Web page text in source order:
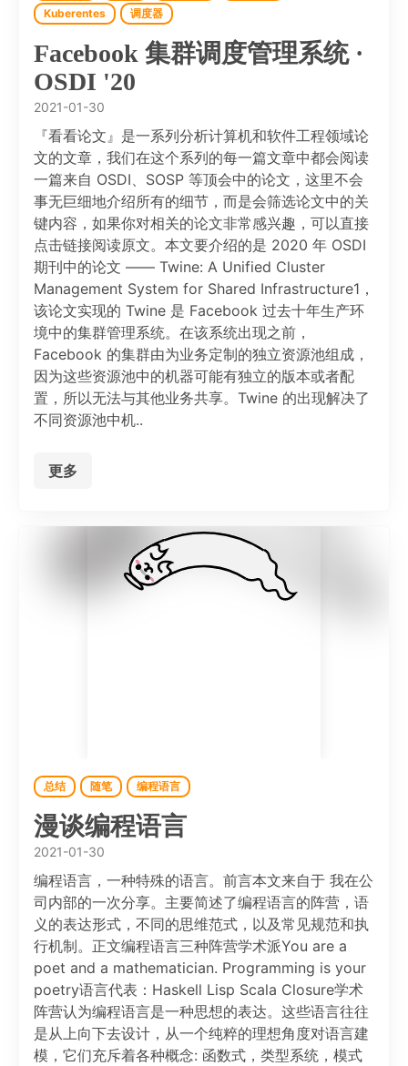
Kuberentes
调度器
Facebook 集群调度管理系统 ·
OSDI '20
2021-01-30
『看看论文』是一系列分析计算机和软件工程领域论
文的文章，我们在这个系列的每一篇文章中都会阅读
一篇来自 OSDI、SOSP 等顶会中的论文，这里不会
事无巨细地介绍所有的细节，而是会筛选论文中的关
键内容，如果你对相关的论文非常感兴趣，可以直接
点击链接阅读原文。本文要介绍的是 2020 年 OSDI
期刊中的论文 —— Twine: A Unified Cluster
Management System for Shared Infrastructure1，
该论文实现的 Twine 是 Facebook 过去十年生产环
境中的集群管理系统。在该系统出现之前，
Facebook 的集群由为业务定制的独立资源池组成，
因为这些资源池中的机器可能有独立的版本或者配
置，所以无法与其他业务共享。Twine 的出现解决了
不同资源池中机..
更多
总结 随笔 编程语言
漫谈编程语言
2021-01-30
编程语言，一种特殊的语言。前言本文来自于 我在公
司内部的一次分享。主要简述了编程语言的阵营，语
义的表达形式，不同的思维范式，以及常见规范和执
行机制。正文编程语言三种阵营学术派You are a
poet and a mathematician. Programming is your
poetry语言代表：Haskell Lisp Scala Closure学术
阵营认为编程语言是一种思想的表达。这些语言往往
是从上向下去设计，从一个纯粹的理想角度对语言建
模，它们充斥着各种概念: 函数式，类型系统，模式